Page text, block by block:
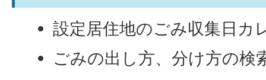
設定居住地のごみ収集日カ
ごみの出し方、分け方の検